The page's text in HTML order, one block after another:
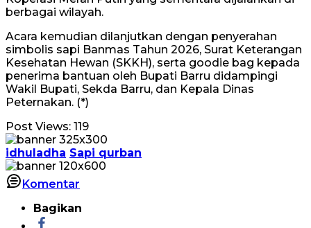
berbagai wilayah.
Acara kemudian dilanjutkan dengan penyerahan
simbolis sapi Banmas Tahun 2026, Surat Keterangan
Kesehatan Hewan (SKKH), serta goodie bag kepada
penerima bantuan oleh Bupati Barru didampingi
Wakil Bupati, Sekda Barru, dan Kepala Dinas
Peternakan. (*)
Post Views: 119
idhuladha Sapi qurban
Komentar
Bagikan